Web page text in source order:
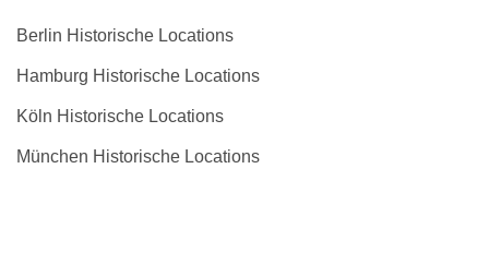
Berlin Historische Locations
Hamburg Historische Locations
Köln Historische Locations
München Historische Locations